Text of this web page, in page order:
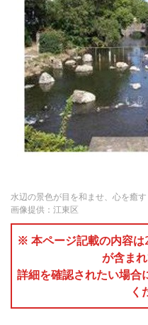
水辺の景色が目を和ませ、心を癒す
画像提供：江東区
※ 本ページ記載の内容は
が含まれ
詳細を確認されたい場合
く